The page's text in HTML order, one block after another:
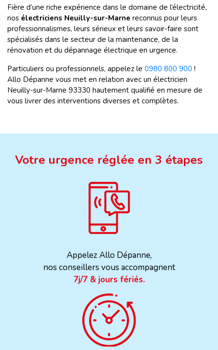
Fière d’une riche expérience dans le domaine de l’électricité,
nos électriciens Neuilly-sur-Marne reconnus pour leurs
professionnalismes, leurs sérieux et leurs savoir-faire sont
spécialisés dans le secteur de la maintenance, de la
rénovation et du dépannage électrique en urgence.
Particuliers ou professionnels, appelez le 0980 800 900 !
Allo Dépanne vous met en relation avec un électricien
Neuilly-sur-Marne 93330 hautement qualifié en mesure de
vous livrer des interventions diverses et complètes.
Votre urgence réglée en 3 étapes
Appelez Allo Dépanne,
nos conseillers vous accompagnent
7j/7 & jours fériés.